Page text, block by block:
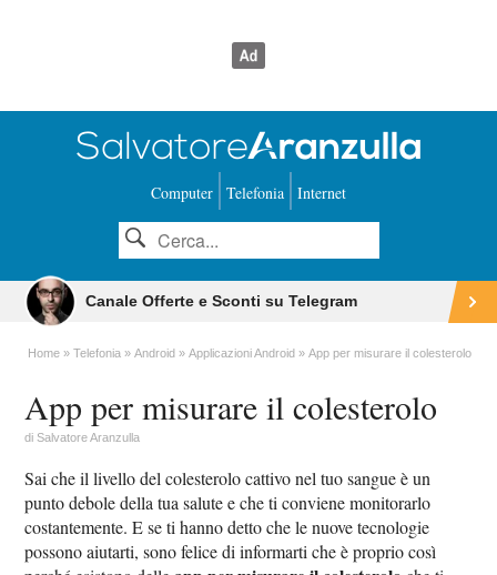
Computer Telefonia Internet
Canale Offerte e Sconti su Telegram
Home Telefonia Android Applicazioni Android App per misurare il colesterolo
App per misurare il colesterolo
diSalvatore Aranzulla
Sai che il livello del colesterolo cattivo nel tuo sangue è un
punto debole della tua salute e che ti conviene monitorarlo
costantemente. E se ti hanno detto che le nuove tecnologie
possono aiutarti, sono felice di informarti che è proprio così